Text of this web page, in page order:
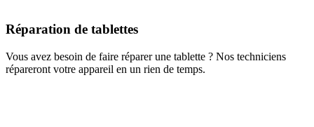
Réparation de tablettes
Vous avez besoin de faire réparer une tablette ? Nos techniciens
répareront votre appareil en un rien de temps.